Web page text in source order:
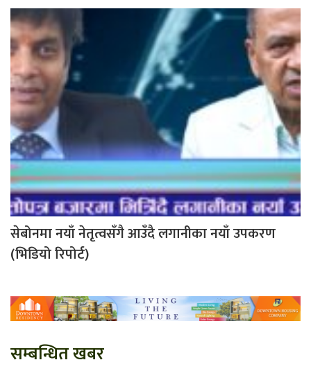
सेबोनमा नयाँ नेतृत्वसँगै आउँदै लगानीका नयाँ उपकरण
(भिडियो रिपोर्ट)
सम्बन्धित खबर